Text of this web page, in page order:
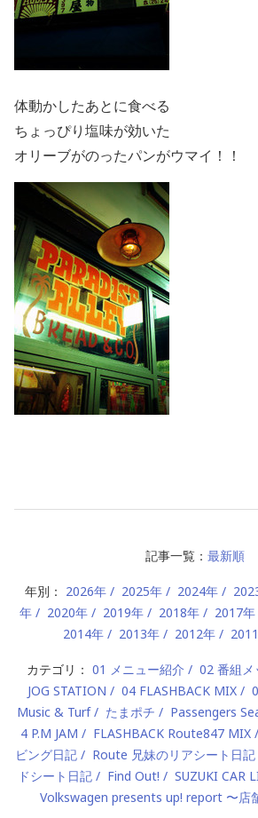
体動かしたあとに食べる
ちょっぴり塩味が効いた
オリーブがのったパンがウマイ！！
記事一覧： 最新順
年別： 2026年 2025年 2024年
年
2020年 2019年 2018年 2017年
2014年
2013年 2012年
カテゴリ： 01 メニュー紹介 02 番組メ
JOG STATION
04 FLASHBACK MIX
Music & Turf
たまポチ
Passengers
4 P.M JAM
FLASHBACK Route847 MIX
ビング日記
Route 兄妹のリアシート日記
ドシート日記
Find Out!
SUZUKI CAR
Volkswagen presents up! report 〜店